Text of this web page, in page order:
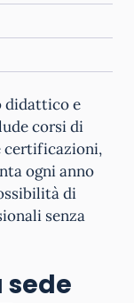
didattico e
corsi di
certificazioni,
ogni anno
di
senza